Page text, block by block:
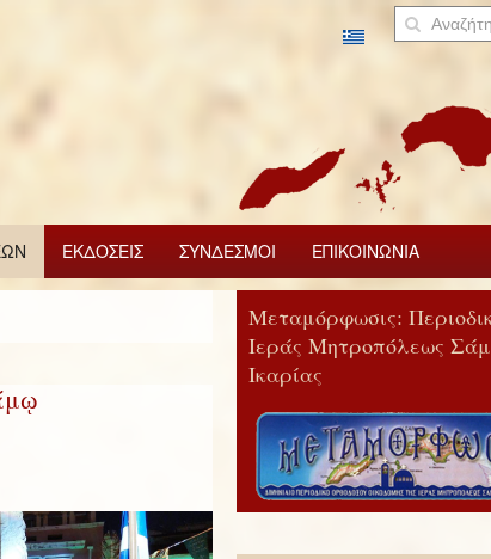
ΕΚΔΟΣΕΙΣ ΣΥΝΔΕΣΜΟΙ ΕΠΙΚΟΙΝΩΝΙΑ
Μεταμόρφωσις:
Ιεράς Μητροπόλεως
Ικαρίας